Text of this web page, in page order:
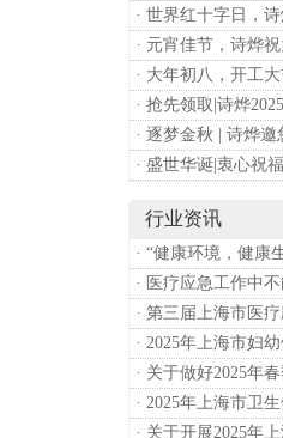
· 大年初八，开工大
行业资讯